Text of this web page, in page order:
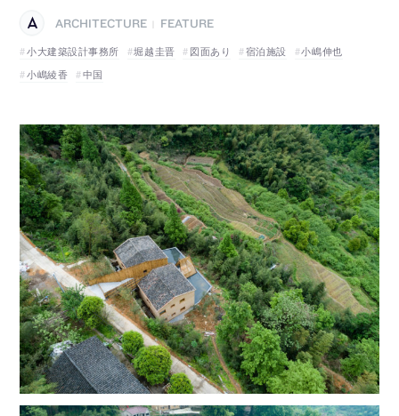
ARCHITECTURE
FEATURE
小大建築設計事務所
堀越圭晋 図面あり 宿泊施設
小嶋伸也
小嶋綾香
中国